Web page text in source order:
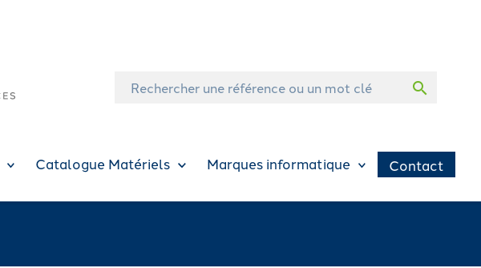
search
Catalogue Matériels Marques informatique Contact